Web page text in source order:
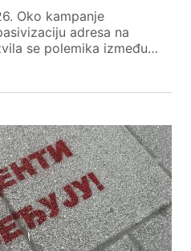
Oko kampanje
adresa na
se polemika između…